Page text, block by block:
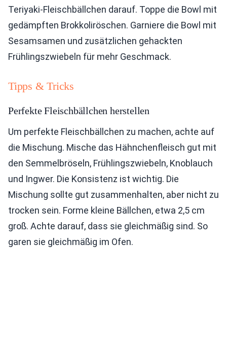
Teriyaki-Fleischbällchen darauf. Toppe die Bowl mit
gedämpften Brokkoliröschen. Garniere die Bowl mit
Sesamsamen und zusätzlichen gehackten
Frühlingszwiebeln für mehr Geschmack.
Tipps & Tricks
Perfekte Fleischbällchen herstellen
Um perfekte Fleischbällchen zu machen, achte auf
die Mischung. Mische das Hähnchenfleisch gut mit
den Semmelbröseln, Frühlingszwiebeln, Knoblauch
und Ingwer. Die Konsistenz ist wichtig. Die
Mischung sollte gut zusammenhalten, aber nicht zu
trocken sein. Forme kleine Bällchen, etwa 2,5 cm
groß. Achte darauf, dass sie gleichmäßig sind. So
garen sie gleichmäßig im Ofen.